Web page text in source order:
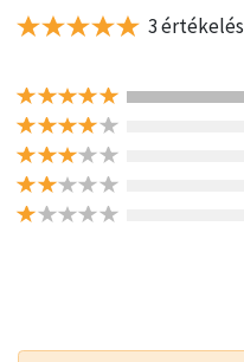
3 értékelés